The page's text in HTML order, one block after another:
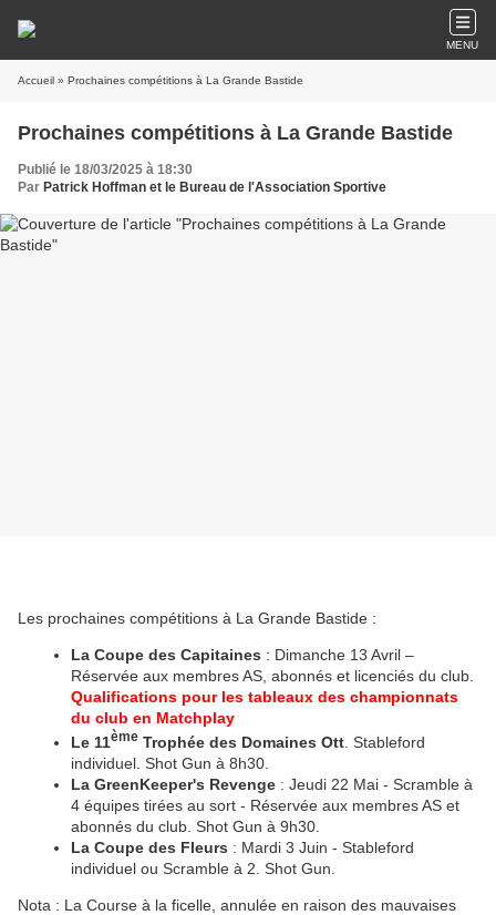
MENU
Accueil » Prochaines compétitions à La Grande Bastide
Prochaines compétitions à La Grande Bastide
Publié le 18/03/2025 à 18:30
Par Patrick Hoffman et le Bureau de l'Association Sportive
Les prochaines compétitions à La Grande Bastide :
La Coupe des Capitaines : Dimanche 13 Avril –
Réservée aux membres AS, abonnés et licenciés du club.
Qualifications pour les tableaux des championnats
du club en Matchplay
Le 11ème Trophée des Domaines Ott . Stableford
individuel. Shot Gun à 8h30.
La GreenKeeper's Revenge : Jeudi 22 Mai - Scramble à
4 équipes tirées au sort - Réservée aux membres AS et
abonnés du club. Shot Gun à 9h30.
La Coupe des Fleurs : Mardi 3 Juin - Stableford
individuel ou Scramble à 2. Shot Gun.
Nota : La Course à la ficelle, annulée en raison des mauvaises